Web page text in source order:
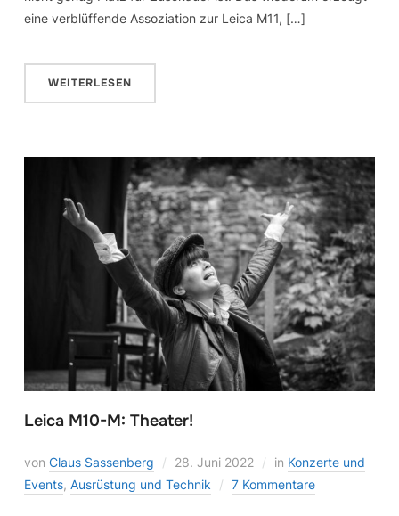
eine verblüffende Assoziation zur Leica M11, […]
WEITERLESEN
Leica M10-M: Theater!
von Claus Sassenberg 28. Juni 2022 in Konzerte und
Events, Ausrüstung und Technik 7 Kommentare